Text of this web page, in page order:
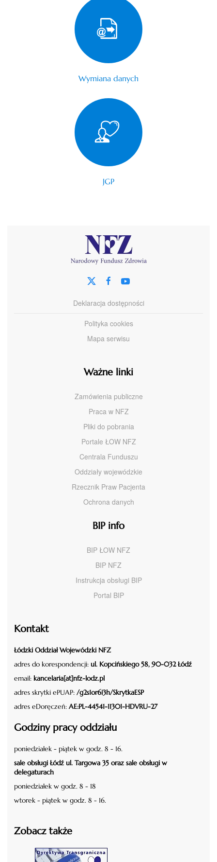
Wymiana danych
JGP
Deklaracja dostępności
Polityka cookies
Mapa serwisu
Ważne linki
Zamówienia publiczne
Praca w NFZ
Pliki do pobrania
Portale ŁOW NFZ
Centrala Funduszu
Oddziały wojewódzkie
Rzecznik Praw Pacjenta
Ochrona danych
BIP info
BIP ŁOW NFZ
BIP NFZ
Instrukcja obsługi BIP
Portal BIP
Kontakt
Łódzki Oddział Wojewódzki NFZ
adres do korespondencji: ul. Kopcińskiego 58, 90-032 Łódź
email: kancelaria[at]nfz-lodz.pl
adres skrytki ePUAP: /g2s1or6i3h/SkrytkaESP
adres eDoręczeń: AE:PL-44541-11301-HDVRU-27
Godziny pracy oddziału
poniedziałek - piątek w godz. 8 - 16.
sale obsługi Łódź ul. Targowa 35 oraz sale obsługi w
delegaturach
poniedziałek w godz. 8 - 18
wtorek - piątek w godz. 8 - 16.
Zobacz także